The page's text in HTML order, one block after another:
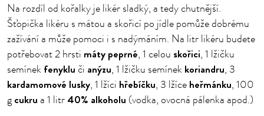
Na rozdíl od kořalky je likér sladký, a tedy chutnější.
Šťopička likéru s mátou a skořicí po jídle pomůže dobrému
zažívání a může pomoci i s nadýmáním. Na litr likéru budete
potřebovat 2 hrsti máty peprné, 1 celou skořici, 1 lžičku
semínek fenyklu či anýzu, 1 lžičku semínek koriandru, 3
kardamomové lusky, 1 lžíci hřebíčku, 3 lžíce heřmánku, 100
g cukru a 1 litr 40% alkoholu (vodka, ovocná pálenka apod.)